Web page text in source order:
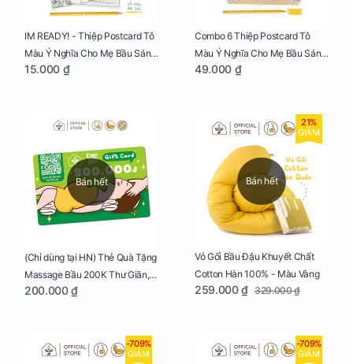
IM READY! - Thiệp Postcard Tô
Màu Ý Nghĩa Cho Mẹ Bầu Sáng
Tạo, Thư Giãn Và Hạnh Phúc
15.000 ₫
Combo 6 Thiệp Postcard Tô
Màu Ý Nghĩa Cho Mẹ Bầu Sáng
Tạo, Thư Giãn Và Hạnh Phúc
49.000 ₫
Bán hết
(Chỉ dùng tại HN) Thẻ Quà Tặng
Massage Bầu 200K Thư Giãn,
Tăng Tuần Hoàn Máu, Ngủ
200.000 ₫
Bán hết
21%
GIẢM
Vỏ Gối Bầu Đậu Khuyết Chất
Cotton Hàn 100% - Màu Vàng
259.000 ₫ 329.000 ₫
-709%
GIẢM
-709%
GIẢM